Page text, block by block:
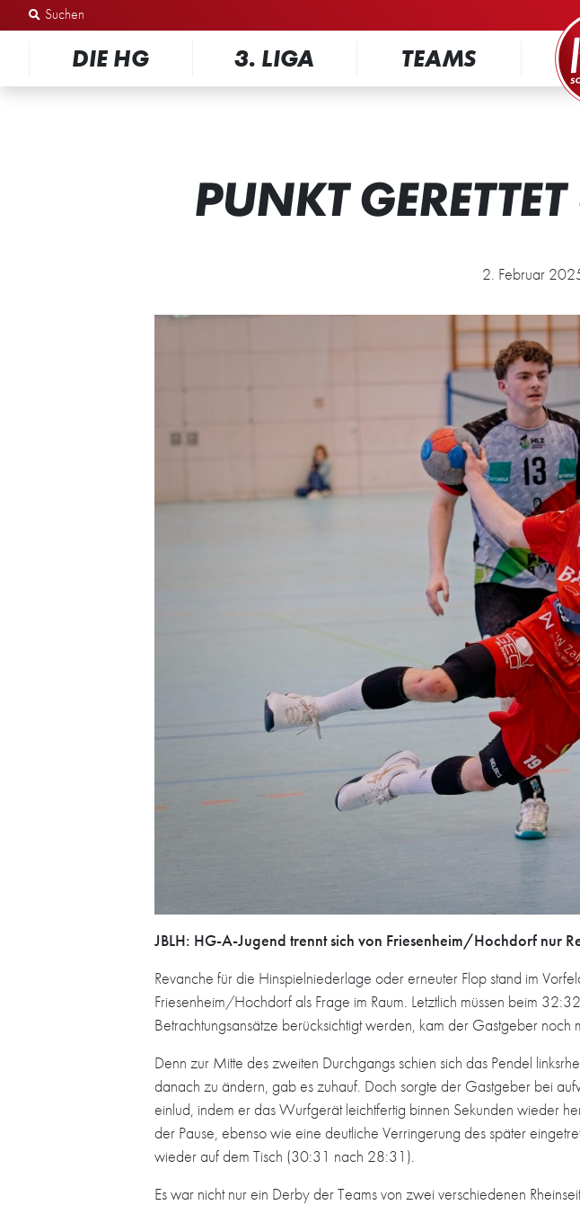
Zum Inhalt springen
DIE HG 3. LIGA TEAMS
PUNKT
2. Februar
JBLH: HG-A-Jugend trennt sich von Friesenheim/Hochdorf nur
Revanche für die Hinspielniederlage oder erneuter Flop stand im
Friesenheim/Hochdorf als Frage im Raum. Letztlich müssen beim
Betrachtungsansätze berücksichtigt werden, kam der Gastgeber noch
Denn zur Mitte des zweiten Durchgangs schien sich das Pendel
danach zu ändern, gab es zuhauf. Doch sorgte der Gastgeber bei
einlud, indem er das Wurfgerät leichtfertig binnen Sekunden wieder
der Pause, ebenso wie eine deutliche Verringerung des später
wieder auf dem Tisch (30:31 nach 28:31).
Es war nicht nur ein Derby der Teams von zwei verschiedenen